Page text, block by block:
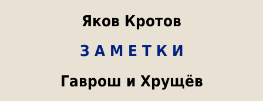
Яков Кротов
З А М Е Т К И
Гаврош и Хрущёв